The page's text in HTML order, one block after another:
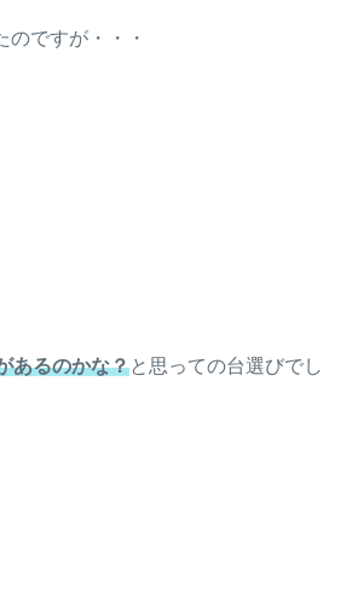
ですが・・・
あるのかな？と思っての台選びでし